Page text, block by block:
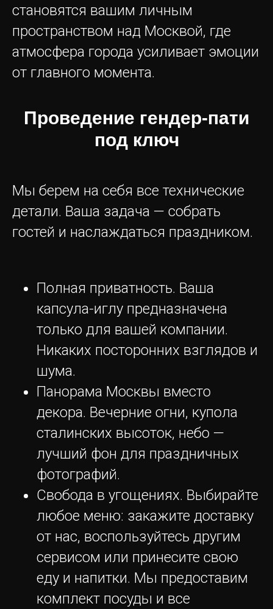
становятся вашим личным
пространством над Москвой, где
атмосфера города усиливает эмоции
от главного момента.
Проведение гендер-пати
под ключ
Мы берем на себя все технические
детали. Ваша задача — собрать
гостей и наслаждаться праздником.
Полная приватность. Ваша
капсула-иглу предназначена
только для вашей компании.
Никаких посторонних взглядов и
шума.
Панорама Москвы вместо
декора. Вечерние огни, купола
сталинских высоток, небо —
лучший фон для праздничных
фотографий.
Свобода в угощениях. Выбирайте
любое меню: закажите доставку
от нас, воспользуйтесь другим
сервисом или принесите свою
еду и напитки. Мы предоставим
комплект посуды и все